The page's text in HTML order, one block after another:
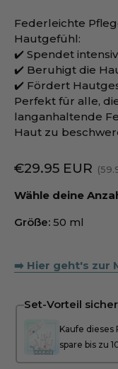
Federleichte
Hautgefühl:
✔️ Spendet
✔️ Beruhigt die
✔️ Fördert
Perfekt für alle,
langanhaltende
Haut zu
€29.95 EUR
Wähle deine
Größe: 50 ml
➡️ Hier geht's zur
Set-Vorteil
Kaufe dieses
spare bis zu